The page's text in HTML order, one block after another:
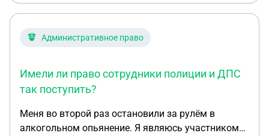
Административное право
Имели ли право сотрудники полиции и ДПС
так поступить?
Меня во второй раз остановили за рулём в
алкогольном опьянение. Я являюсь участником